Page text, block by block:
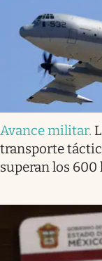
Avance militar.
transporte
superan los